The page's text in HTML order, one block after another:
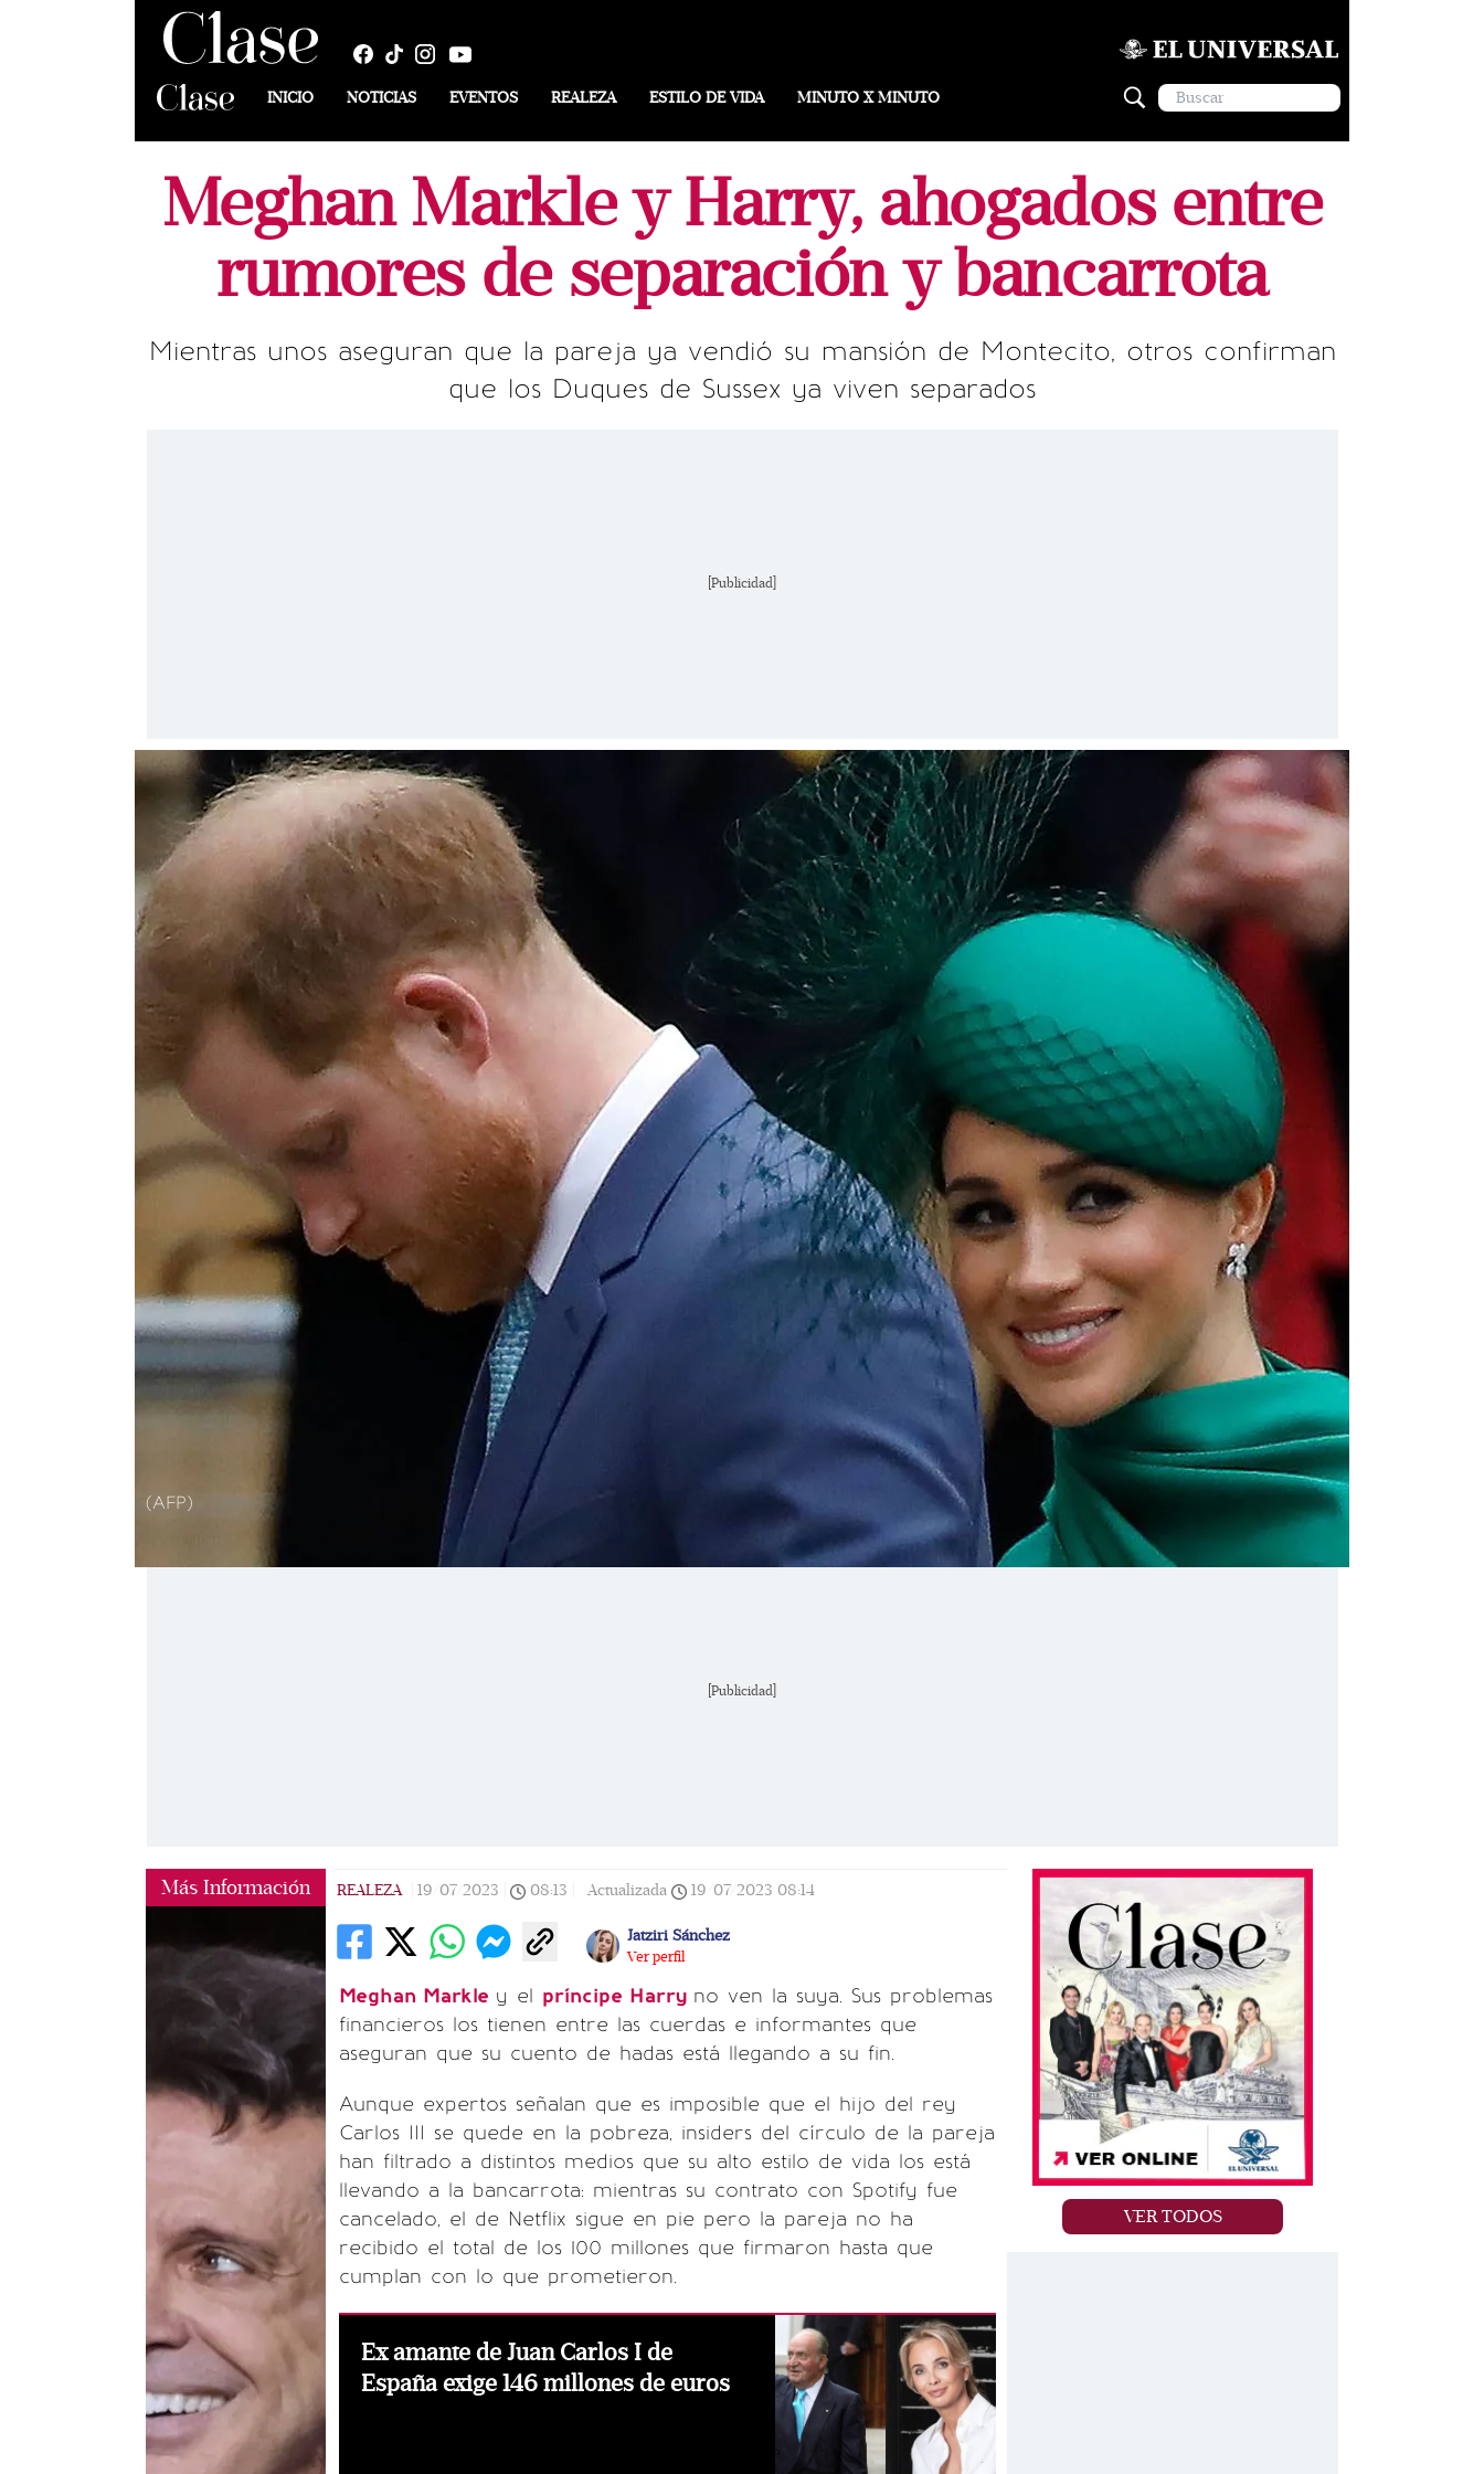
INICIO NOTICIAS EVENTOS REALEZA ESTILO DE VIDA MINUTO X MINUTO
Meghan Markle y Harry, ahogados entre
rumores de separación y bancarrota
Mientras unos aseguran que la pareja ya vendió su mansión de Montecito, otros confirman
que los Duques de Sussex ya viven separados
[Publicidad]
(AFP)
[Publicidad]
Más Información REALEZA 19/07/2023 08:13 Actualizada 19/07/2023 08:14
Jatziri Sánchez
Ver perfil
Meghan Markle y el príncipe Harry no ven la suya. Sus problemas
financieros los tienen entre las cuerdas e informantes que
aseguran que su cuento de hadas está llegando a su fin.
Aunque expertos señalan que es imposible que el hijo del rey
Carlos III se quede en la pobreza, insiders del círculo de la pareja
han filtrado a distintos medios que su alto estilo de vida los está
llevando a la bancarrota: mientras su contrato con Spotify fue
cancelado, el de Netflix sigue en pie pero la pareja no ha
recibido el total de los 100 millones que firmaron hasta que
cumplan con lo que prometieron.
Ex amante de Juan Carlos I de
España exige 146 millones de euros
VER TODOS